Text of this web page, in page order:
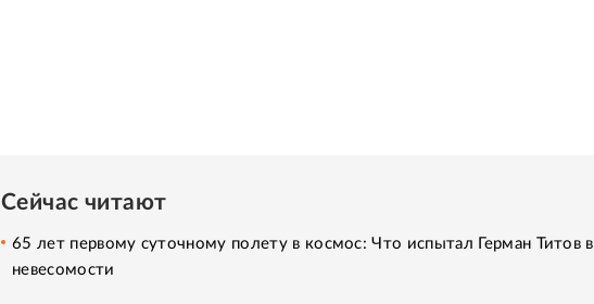
Сейчас читают
65 лет первому суточному полету в космос: Что испытал Герман Титов в
невесомости